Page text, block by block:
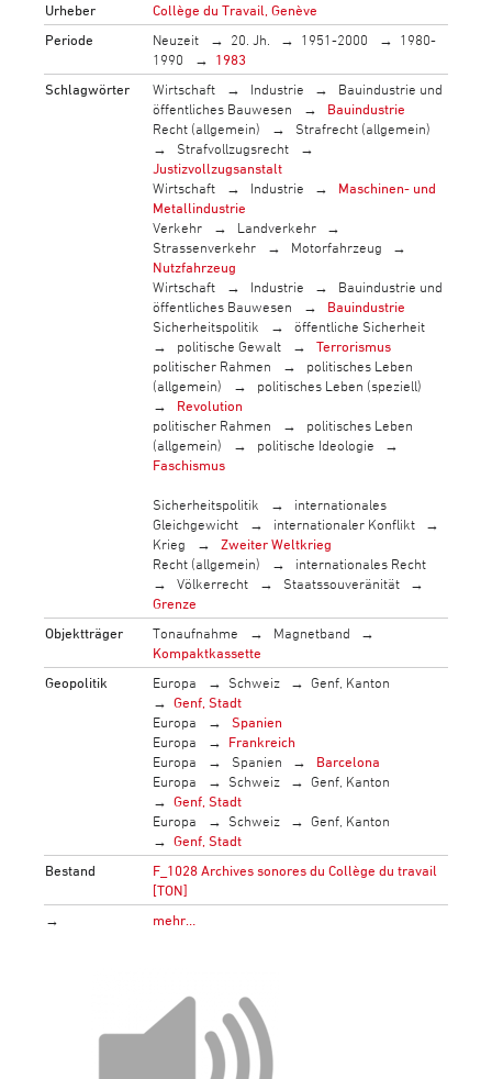
Urheber
Collège du Travail, Genève
Periode
Neuzeit 20. Jh. 1951-2000
1980-
1990
1983
Schlagwörter
Wirtschaft Industrie
Bauindustrie und
öffentliches Bauwesen
Bauindustrie
Recht (allgemein)
Strafrecht (allgemein)
Strafvollzugsrecht
Justizvollzugsanstalt
Wirtschaft
Industrie
Maschinen- und
Metallindustrie
Verkehr
Landverkehr
Strassenverkehr
Motorfahrzeug
Nutzfahrzeug
Wirtschaft
Industrie
Bauindustrie und
öffentliches Bauwesen
Bauindustrie
Sicherheitspolitik
öffentliche Sicherheit
politische Gewalt
Terrorismus
politischer Rahmen
politisches Leben
(allgemein)
politisches Leben (speziell)
Revolution
politischer Rahmen
politisches Leben
(allgemein)
politische Ideologie
Faschismus
Sicherheitspolitik
internationales
Gleichgewicht
internationaler Konflikt
Krieg
Zweiter Weltkrieg
Recht (allgemein)
internationales Recht
Völkerrecht
Staatssouveränität
Grenze
Objektträger
Tonaufnahme
Magnetband
Kompaktkassette
Geopolitik
Europa Schweiz
Genf, Kanton
Genf, Stadt
Europa
Spanien
Europa
Frankreich
Europa
Spanien
Barcelona
Europa
Schweiz
Genf, Kanton
Genf, Stadt
Europa
Schweiz
Genf, Kanton
Genf, Stadt
Bestand
F_1028 Archives sonores du Collège du travail
[TON]
→
mehr…